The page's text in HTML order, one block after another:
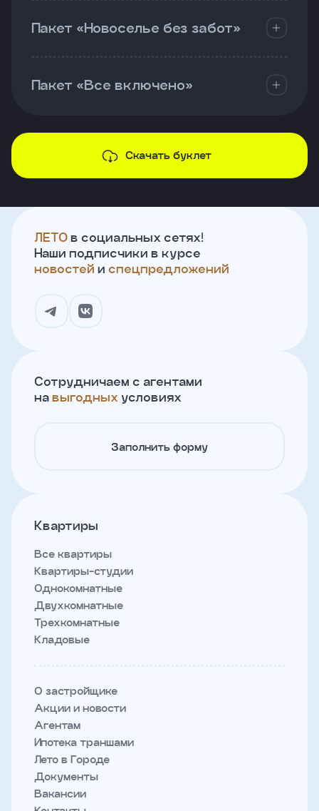
Пакет «Новоселье без забот»
Пакет «Все включено»
Скачать буклет
ЛЕТО в социальных сетях!
Наши подписчики в курсе
новостей и спецпредложений
Сотрудничаем с агентами
на выгодных условиях
Заполнить форму
Квартиры
Все квартиры
Квартиры-студии
Однокомнатные
Двухкомнатные
Трехкомнатные
Кладовые
О застройщике
Акции и новости
Агентам
Ипотека траншами
Лето в Городе
Документы
Вакансии